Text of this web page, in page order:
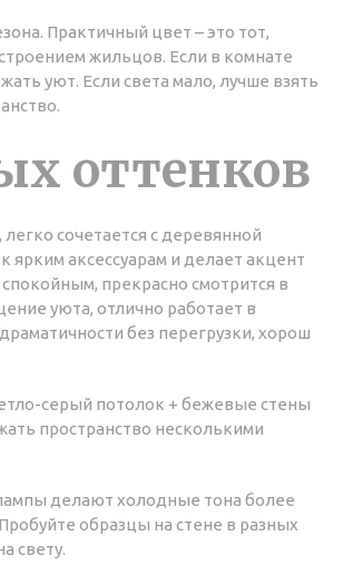
Практичный цвет – это тот,
жильцов. Если в комнате
уют. Если света мало, лучше взять
оттенков
сочетается с деревянной
аксессуарам и делает акцент
прекрасно смотрится в
уюта, отлично работает в
без перегрузки, хорош
серый потолок + бежевые стены
пространство несколькими
делают холодные тона более
образцы на стене в разных
свету.